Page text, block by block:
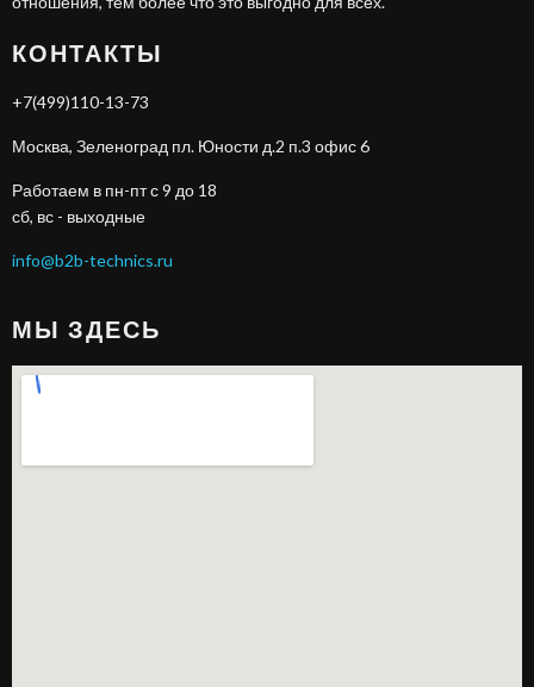
КОНТАКТЫ
+7(499)110-13-73
Москва, Зеленоград пл. Юности д.2 п.3 офис 6
Работаем в пн-пт с 9 до 18
сб, вс - выходные
info@b2b-technics.ru
МЫ ЗДЕСЬ